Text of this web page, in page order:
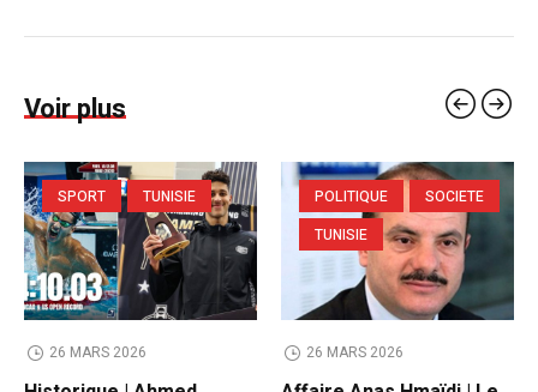
Voir plus
SPORT TUNISIE
26 MARS 2026
POLITIQUE
SOCIETE
TUNISIE
26 MARS 2026